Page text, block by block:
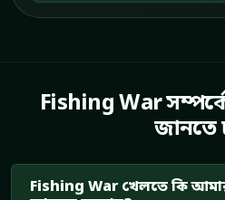
Fishing War
জানতে
Fishing War খেলতে কি